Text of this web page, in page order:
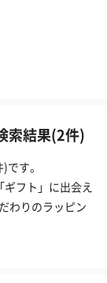
索結果(2件)
す。
ギフト」に出会え
わりのラッピン